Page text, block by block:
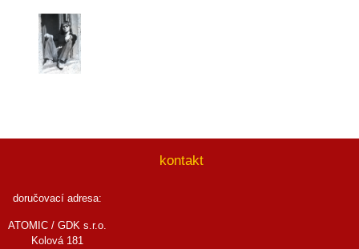
kontakt
doručovací adresa:
ATOMIC / GDK s.r.o.
Kolová 181